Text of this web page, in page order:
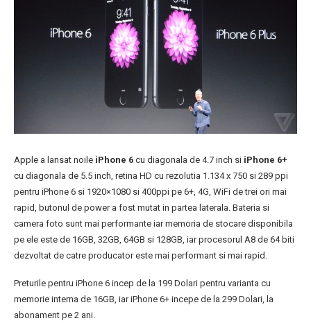
Apple a lansat noile iPhone 6 cu diagonala de 4.7 inch si iPhone 6+
cu diagonala de 5.5 inch, retina HD cu rezolutia 1.134 x 750 si 289 ppi
pentru iPhone 6 si 1920×1080 si 400ppi pe 6+, 4G, WiFi de trei ori mai
rapid, butonul de power a fost mutat in partea laterala. Bateria si
camera foto sunt mai performante iar memoria de stocare disponibila
pe ele este de 16GB, 32GB, 64GB si 128GB, iar procesorul A8 de 64 biti
dezvoltat de catre producator este mai performant si mai rapid.
Preturile pentru iPhone 6 incep de la 199 Dolari pentru varianta cu
memorie interna de 16GB, iar iPhone 6+ incepe de la 299 Dolari, la
abonament pe 2 ani.